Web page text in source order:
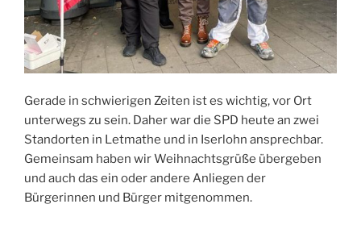
Gerade in schwierigen Zeiten ist es wichtig, vor Ort
unterwegs zu sein. Daher war die SPD heute an zwei
Standorten in Letmathe und in Iserlohn ansprechbar.
Gemeinsam haben wir Weihnachtsgrüße übergeben
und auch das ein oder andere Anliegen der
Bürgerinnen und Bürger mitgenommen.